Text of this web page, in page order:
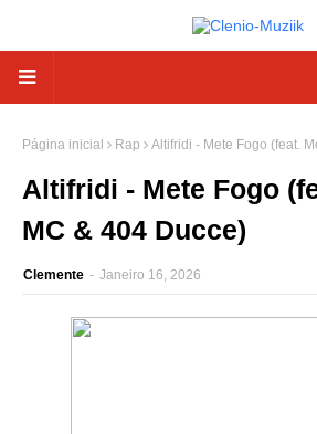
Página inicial Rap Altifridi - Mete Fogo (feat.
Altifridi - Mete Fogo
MC & 404 Ducce)
Clemente - Janeiro 16, 2026